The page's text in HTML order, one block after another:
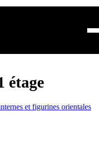
étage
et figurines orientales